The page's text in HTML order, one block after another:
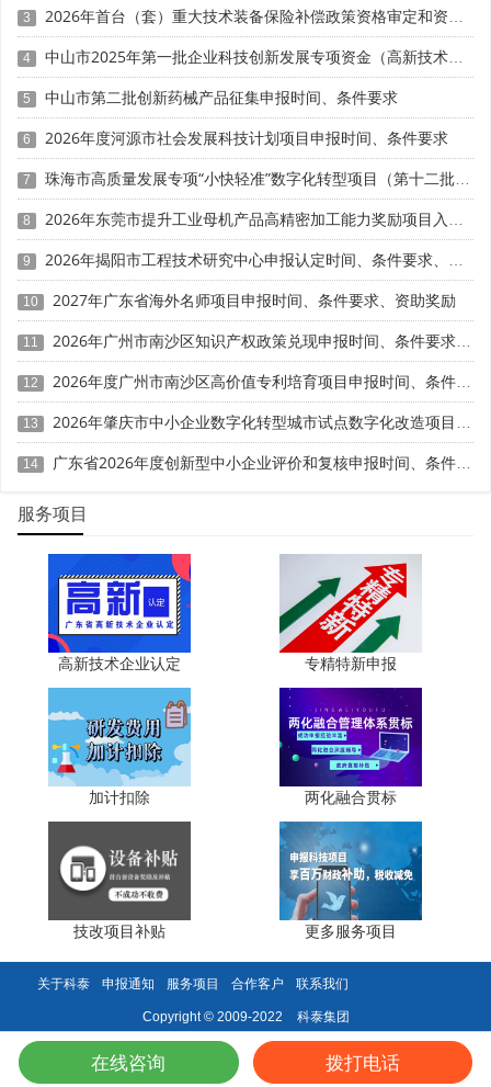
开发费用实际发生额未按照独立交易原则确定，或委托方与
受托方存在关联关系但未提供研发项目费用支出明细，对应
费用可能被剔除，导致研发占比不达标。
三、高新产品收入证据链缺失，占比低于60%一票否决
政策硬性要求企业近一年高新技术产品(服务)收入占企
业同期总收入的比例不低于60%，此项为复审不可松动门
槛。广东企业高频翻车分为三类情况：一是总收入核算口径
错误，未将投资收益、政府补助、分支机构营收计入基数，
人为拉高高新收入占比，大数据比对后直接修正核算数值，
占比跌破标准。二是高新收入无法对应自有知识产权，销售
合同、发票仅标注产品名称，未注明依托的专利、软著技
术，无法证明产品核心技术归属企业自主知识产权，对应收
入全部剔除。三是混淆贸易经销产品与自主研发高新产品，
外购成品直接转售、无自主加工改进流程的货物计入高新收
入，现场核查调取进销货记录后予以核减，最终占比不达标
失去复审资格。同时技术转让、受托研发等技术性收入缺少
技术合同登记备案，也会被不计入高新收入核算。
四、科技人员、成果转化、合规年报三大隐性扣分雷区
第一，科技人员占比不足10%，企业将车间生产工人、
行政后勤人员划入研发团队，人员累计实际工作时间未满
183天，无研发工时、项目参与记录，兼职挂靠科技人员全
部剔除后比例不达标。第二，
科技成果转化能力由技术专家
年平均数进行综合评价，仅堆砌专利证书，缺少产品检测报
告、销售订单、样机实物、用户使用证明等市场化转化材
料，单纯纸面专利无法体现创新产出能力，转化得分极低。
第三，企业高企三年有效期内累计两年未按规定时限报送年
度发展情况报表的，由认定机构取消其高新技术企业资格;企
业存在重大安全、环保、质量事故、税收违法记录，按照国
科发火〔2016〕32号第十一条规定，申请认定前一年内发
生重大安全、重大质量事故或严重环境违法行为的，直接一
结语
2026年广东高企复审监管逻辑从"材料书面审核"转
向"真实创新能力核查"，不再容忍指标美化、证据缺失等投
机操作。企业开展复审筹备时，应当对照上述四大类高频失
3 2026年首台（套）重大技术装备保险补偿政策资格审定和资金申请时间、条件要求、补助标准
4 中山市2025年第一批企业科技创新发展专项资金（高新技术企业认定补助）申报时间、条件要求、奖补标准
5 中山市第二批创新药械产品征集申报时间、条件要求
6 2026年度河源市社会发展科技计划项目申报时间、条件要求
7 珠海市高质量发展专项“小快轻准”数字化转型项目（第十二批）入库储备申报时间、条件要求、补助奖励
8 2026年东莞市提升工业母机产品高精密加工能力奖励项目入库申报时间、条件要求、资助标准
9 2026年揭阳市工程技术研究中心申报认定时间、条件要求、扶持奖励
10 2027年广东省海外名师项目申报时间、条件要求、资助奖励
11 2026年广州市南沙区知识产权政策兑现申报时间、条件要求、补助奖励
12 2026年度广州市南沙区高价值专利培育项目申报时间、条件要求、资助奖励
13 2026年肇庆市中小企业数字化转型城市试点数字化改造项目动态申报时间、条件要求、补助奖励
14 广东省2026年度创新型中小企业评价和复核申报时间、条件要求、扶持奖励
服务项目
高新技术企业认定 专精特新申报
加计扣除 两化融合贯标
技改项目补贴 更多服务项目
关于科泰 申报通知 服务项目 合作客户 联系我们
Copyright © 2009-2022 科泰集团
在线咨询 拨打电话